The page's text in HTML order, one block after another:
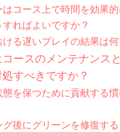
はコース上で時間を効果
ればよいですか？
ける遅いプレイの結果は何
ースのメンテナンス
すべきですか？
態を保つために貢献する
後にグリーンを修復す